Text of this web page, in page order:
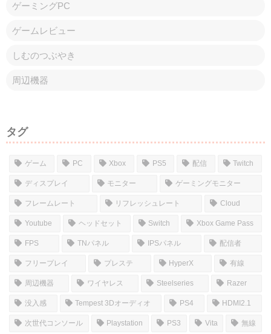
ゲーミングPC
ゲームレビュー
しむのつぶやき
周辺機器
タグ
ゲーム PC Xbox PS5 配信 Twitch
ディスプレイ モニター ゲーミングモニター
フレームレート リフレッシュレート Cloud
Youtube ヘッドセット Switch Xbox Game Pass
FPS TNパネル IPSパネル 配信者
フリープレイ プレステ HyperX 有線
周辺機器 ワイヤレス Steelseries Razer
没入感 Tempest 3Dオーディオ PS4 HDMI2.1
次世代コンソール Playstation PS3 Vita 無線